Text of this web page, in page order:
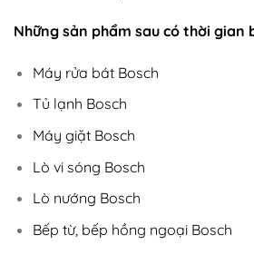
Những sản phẩm sau có thời gian
Máy rửa bát Bosch
Tủ lạnh Bosch
Máy giặt Bosch
Lò vi sóng Bosch
Lò nướng Bosch
Bếp từ, bếp hồng ngoại Bosch